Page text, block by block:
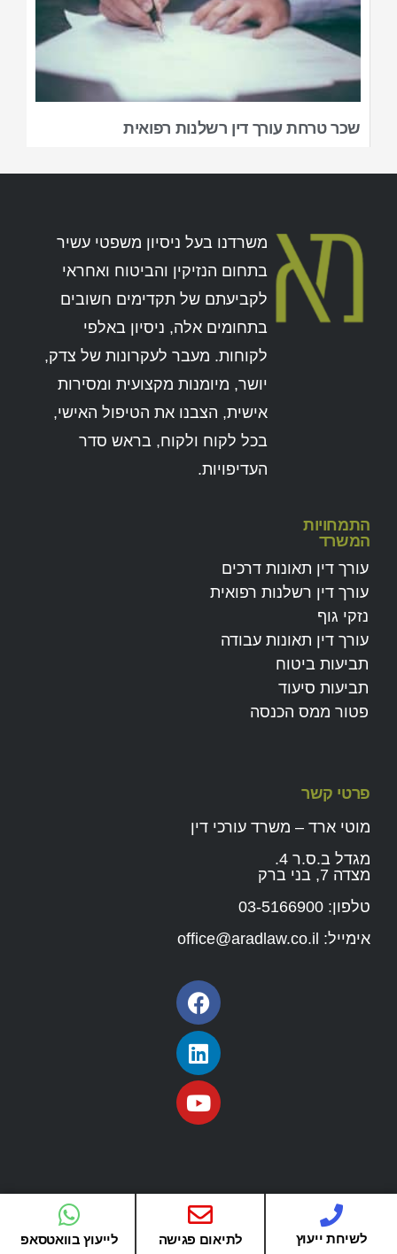
שכר טרחת עורך דין רשלנות רפואית
משרדנו בעל ניסיון משפטי עשיר
בתחום הנזיקין והביטוח ואחראי
לקביעתם של תקדימים חשובים
בתחומים אלה, ניסיון באלפי
לקוחות. מעבר לעקרונות של צדק,
יושר, מיומנות מקצועית ומסירות
אישית, הצבנו את הטיפול האישי,
בכל לקוח ולקוח, בראש סדר
העדיפויות.
התמחויות
המשרד
עורך דין תאונות דרכים
עורך דין רשלנות רפואית
נזקי גוף
עורך דין תאונות עבודה
תביעות ביטוח
תביעות סיעוד
פטור ממס הכנסה
פרטי קשר
מוטי ארד – משרד עורכי דין
מגדל ב.ס.ר 4.
מצדה 7, בני ברק
טלפון: 03-5166900
אימייל: office@aradlaw.co.il
לשיחת ייעוץ לתיאום פגישה לייעוץ בוואטסאפ